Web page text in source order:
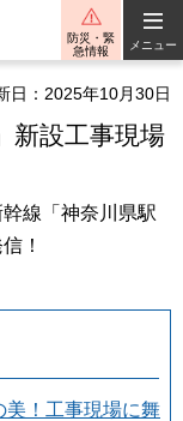
防災・緊
急情報
メニュー
日：2025年10月30日
新設工事現場
線「神奈川県駅
！
美！工事現場に舞